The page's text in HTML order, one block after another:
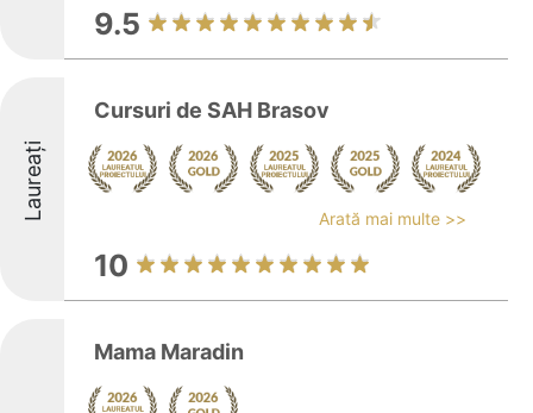
9.5
Laureați
Cursuri de SAH Brasov
Arată mai multe >>
10
Mama Maradin